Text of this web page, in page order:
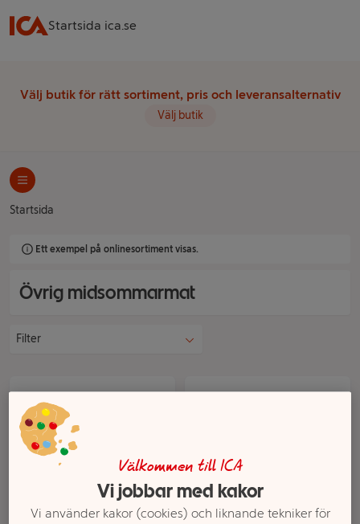
Startsida ica.se
Välj butik för rätt sortiment, pris och leveransalternativ
Välj butik
Startsida
Ett exempel på onlinesortiment visas.
Övrig midsommarmat
Filter
Välkommen till ICA
Vi jobbar med kakor
Vi använder kakor (cookies) och liknande tekniker för